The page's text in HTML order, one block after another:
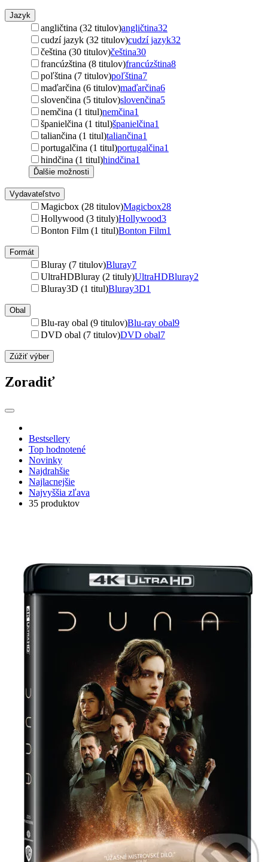
Jazyk
angličtina (32 titulov)angličtina32
cudzí jazyk (32 titulov)cudzí jazyk32
čeština (30 titulov)čeština30
francúzština (8 titulov)francúzština8
poľština (7 titulov)poľština7
maďarčina (6 titulov)maďarčina6
slovenčina (5 titulov)slovenčina5
nemčina (1 titul)nemčina1
španielčina (1 titul)španielčina1
taliančina (1 titul)taliančina1
portugalčina (1 titul)portugalčina1
hindčina (1 titul)hindčina1
Ďalšie možnosti
Vydavateľstvo
Magicbox (28 titulov)Magicbox28
Hollywood (3 tituly)Hollywood3
Bonton Film (1 titul)Bonton Film1
Formát
Bluray (7 titulov)Bluray7
UltraHDBluray (2 tituly)UltraHDBluray2
Bluray3D (1 titul)Bluray3D1
Obal
Blu-ray obal (9 titulov)Blu-ray obal9
DVD obal (7 titulov)DVD obal7
Zúžiť výber
Zoradiť
Bestsellery
Top hodnotené
Novinky
Najdrahšie
Najlacnejšie
Najvyššia zľava
35 produktov